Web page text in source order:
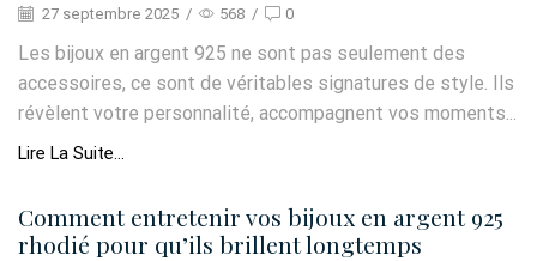
27 septembre 2025 / 568 / 0
Les bijoux en argent 925 ne sont pas seulement des
accessoires, ce sont de véritables signatures de style. Ils
révèlent votre personnalité, accompagnent vos moments...
Lire La Suite...
Comment entretenir vos bijoux en argent 925
rhodié pour qu’ils brillent longtemps